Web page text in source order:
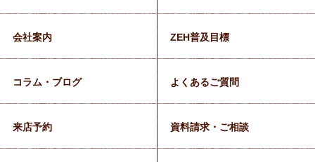
会社案内 ZEH普及目標
コラム・ブログ よくあるご質問
来店予約 資料請求・ご相談